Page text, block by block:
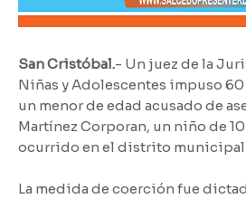
San Cristóbal.- Un juez de la
Niñas y Adolescentes impuso
un menor de edad acusado de
Martínez Corporan, un niño de
ocurrido en el distrito municipal
La medida de coerción fue